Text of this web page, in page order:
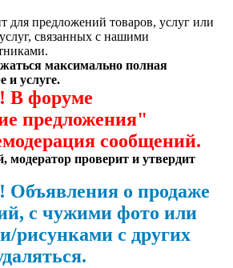
предложений товаров, услуг или
связанных с нашими
максимально полная
и услуге.
форуме
предложения"
сообщений.
модератор проверит и утвердит
о продаже
с чужими фото или
рисунками с других